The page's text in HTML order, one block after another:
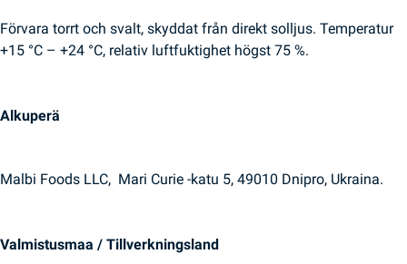
Förvara torrt och svalt, skyddat från direkt solljus. Temperatur
+15 °C – +24 °C, relativ luftfuktighet högst 75 %.
Alkuperä
Malbi Foods LLC, Mari Curie -katu 5, 49010 Dnipro, Ukraina.
Valmistusmaa / Tillverkningsland